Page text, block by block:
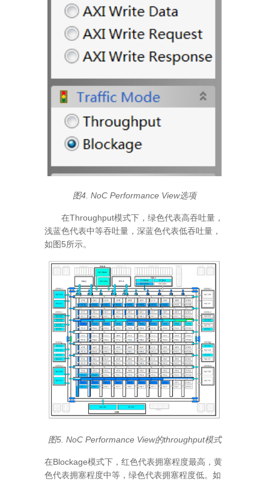
图4. NoC Performance View选项
在Throughput模式下，绿色代表高吞吐量，
浅蓝色代表中等吞吐量，深蓝色代表低吞吐量，
如图5所示。
图5. NoC Performance View的throughput模式
在Blockage模式下，红色代表拥塞程度最高，黄
色代表拥塞程度中等，绿色代表拥塞程度低。如